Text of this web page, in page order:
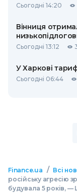
Сьогодні 14:20
Вінниця
Сьогодні 13:12
У Харкові
Сьогодні 06:44
Finance.ua / Всі
російську агресію
будувала 5 років, —